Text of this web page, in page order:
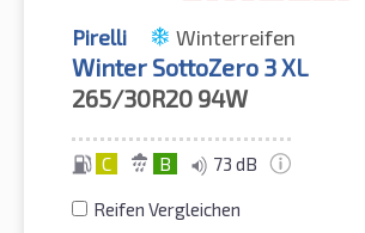
Pirelli Winterreifen
Winter SottoZero 3 XL
265/30R20 94W
C B 73 dB
Reifen Vergleichen